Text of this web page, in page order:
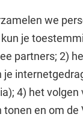
we
je
partners; 2)
je
4) het
en om